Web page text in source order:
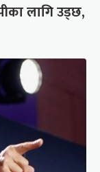
लागि उड्छ,